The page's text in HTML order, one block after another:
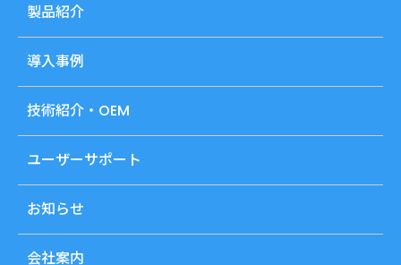
製品紹介
導入事例
技術紹介・OEM
ユーザーサポート
お知らせ
会社案内